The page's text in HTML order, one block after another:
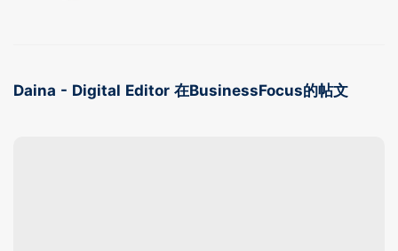
Daina - Digital Editor 在BusinessFocus的帖文